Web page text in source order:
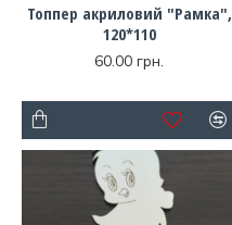
Топпер акриловий "Рамка",
120*110
60.00 грн.